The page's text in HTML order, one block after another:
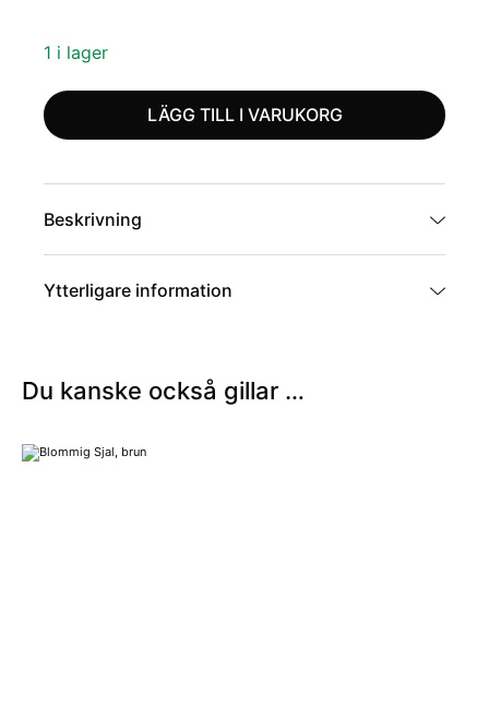
1 i lager
LÄGG TILL I VARUKORG
Beskrivning
Ytterligare information
Du kanske också gillar …